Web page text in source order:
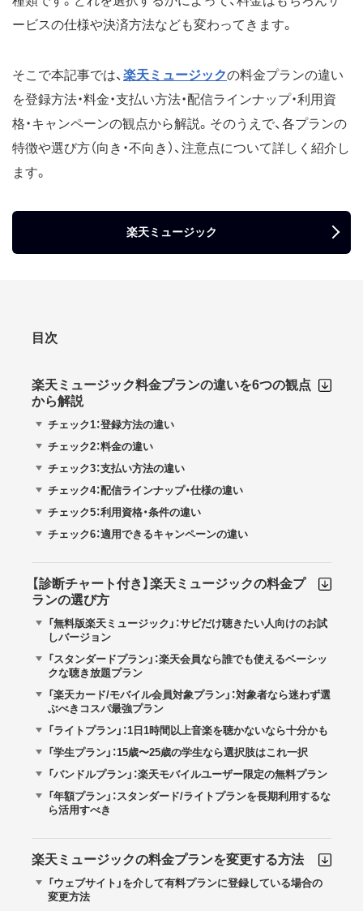
ービスの仕様や決済方法なども変わってきます。
そこで本記事では、 楽天ミュージックの料金プランの違い
を登録方法・料金・支払い方法・配信ラインナップ・利用資
格・キャンペーンの観点から解説。そのうえで、各プランの
特徴や選び方（向き・不向き）、注意点について詳しく紹介し
ます。
楽天ミュージック
目次
楽天ミュージック料金プランの違いを6つの観点
から解説
チェック1：登録方法の違い
チェック2：料金の違い
チェック3：支払い方法の違い
チェック4：配信ラインナップ・仕様の違い
チェック5：利用資格・条件の違い
チェック6：適用できるキャンペーンの違い
【診断チャート付き】楽天ミュージックの料金プ
ランの選び方
「無料版楽天ミュージック」：サビだけ聴きたい人向けのお試
しバージョン
「スタンダードプラン」：楽天会員なら誰でも使えるベーシッ
クな聴き放題プラン
「楽天カード/モバイル会員対象プラン」：対象者なら迷わず選
ぶべきコスパ最強プラン
「ライトプラン」：1日1時間以上音楽を聴かないなら十分かも
「学生プラン」：15歳〜25歳の学生なら選択肢はこれ一択
「バンドルプラン」：楽天モバイルユーザー限定の無料プラン
「年額プラン」：スタンダード/ライトプランを長期利用するな
ら活用すべき
楽天ミュージックの料金プランを変更する方法
「ウェブサイト」を介して有料プランに登録している場合の
変更方法